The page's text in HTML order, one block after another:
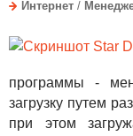
Интернет /
программы -
загрузку путем
при этом